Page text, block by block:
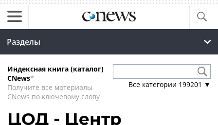
Разделы
Индексная книга (каталог)
CNews*
Получите все материалы
CNews по ключевому слову
Все категории 199201 ▼
ЦОД - Центр